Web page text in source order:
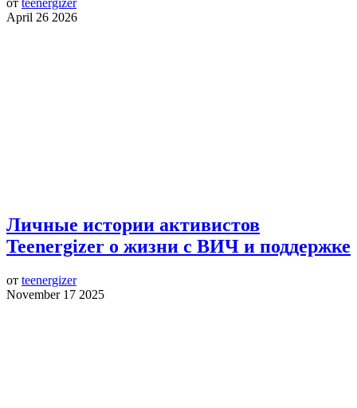
April 26 2026
Личные истории активистов
Teenergizer о жизни с ВИЧ и поддержке
от teenergizer
November 17 2025